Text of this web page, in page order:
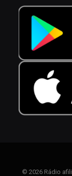
© 2026 Rádio